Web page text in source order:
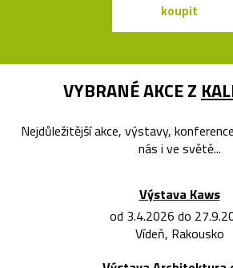
koupit
VYBRANÉ AKCE Z
Nejdůležitější akce, výstavy,
nás i ve světě...
Výstava Kaws
od 3.4.2026 do
Vídeň, Rakousko